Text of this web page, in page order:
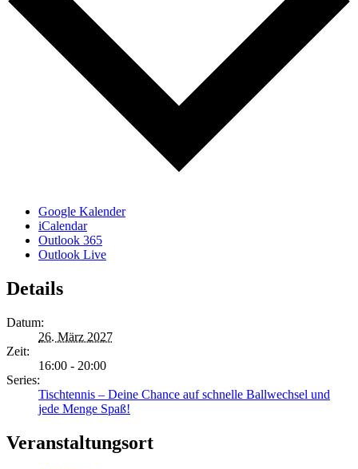
Google Kalender
iCalendar
Outlook 365
Outlook Live
Details
Datum:
26. März 2027
Zeit:
16:00 - 20:00
Series:
Tischtennis – Deine Chance auf schnelle Ballwechsel und
jede Menge Spaß!
Veranstaltungsort